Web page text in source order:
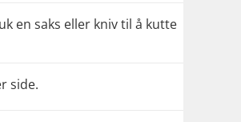
en saks eller kniv til å kutte
side.